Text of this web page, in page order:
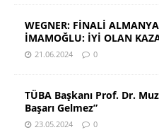
WEGNER: FİNALİ
İMAMOĞLU: İYİ OLAN
21.06.2024 0
TÜBA Başkanı Prof. Dr.
Başarı Gelmez”
23.05.2024 0